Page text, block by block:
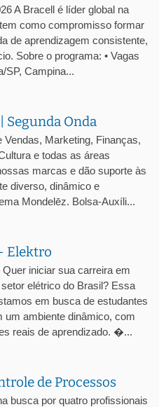
A Bracell é líder global na
como compromisso formar
de aprendizagem consistente,
Sobre o programa: • Vagas
SP, Campina...
Segunda Onda
Vendas, Marketing, Finanças,
e todas as áreas
marcas e dão suporte às
diverso, dinâmico e
Mondelēz. Bolsa-Auxíli...
Elektro
iniciar sua carreira em
elétrico do Brasil? Essa
em busca de estudantes
um ambiente dinâmico, com
reais de aprendizado. �...
de Processos
busca por quatro profissionais